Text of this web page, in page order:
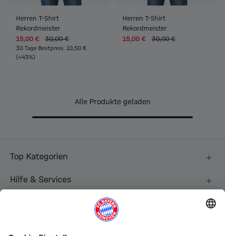
Herren T-Shirt
Rekordmeister
15,00 €
30,00 €
30 Tage Bestpreis: 10,50 €
(+43%)
Herren T-Shirt
Rekordmeister
15,00 €
30,00 €
Alle Produkte geladen
Top Kategorien
Hilfe & Services